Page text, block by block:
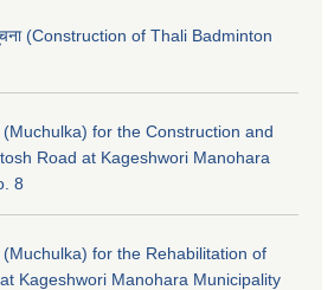
सूचना (Construction of Thali Badminton
for the Construction and
Road at Kageshwori Manohara
8
for the Rehabilitation of
Kageshwori Manohara Municipality